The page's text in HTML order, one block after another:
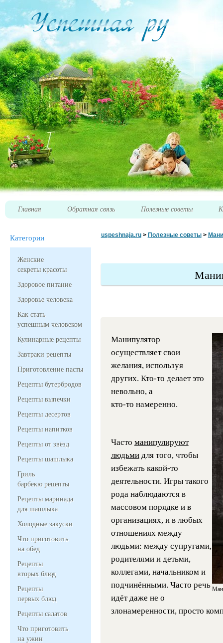
Главная Обратная связь Полезные советы
Категории
Женские
секреты красоты
Здоровое питание
Здоровье человека
Как стать
успешным человеком
Кулинарные рецепты
Завтраки рецепты
Приготовление пасты
Рецепты бутербродов
Рецепты выпечки
Рецепты десертов
Рецепты напитков
Рецепты от звёзд
Рецепты шашлыка
Гриль
барбекю рецепты
Рецепты маринада
для шашлыка
Холодные закуски
Что приготовить
на обед
Рецепты
вторых блюд
Рецепты
первых блюд
Рецепты салатов
Что приготовить
на ужин
uspeshnaja.ru> Полезные советы>
Манипулятор
осуществляет свои
желания, используя
других. Кто-то делает это
невольно, а
кто-то намеренно.
Часто манипулируют
людьмидля того, чтобы
избежать какой-то
деятельности. Игры такого
рода наблюдаются в
массовом порядке и в
организациях, и в любых
отношениях между
людьми: между супругами,
родителями и детьми,
коллегами, начальником и
подчинёнными. Часто речь
идёт даже не о
злонамеренности, просто